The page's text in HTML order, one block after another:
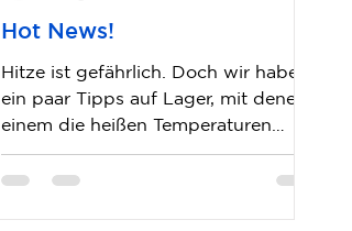
Hot News!
Hitze ist gefährlich. Doch wir haben
ein paar Tipps auf Lager, mit denen
einem die heißen Temperaturen
garantiert kalt lassen